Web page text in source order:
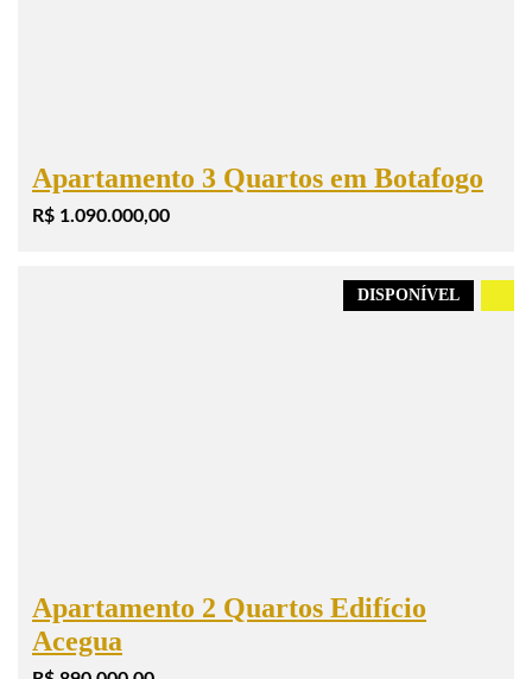
Apartamento 3 Quartos em Botafogo
R$ 1.090.000,00
DISPONÍVEL
Apartamento 2 Quartos Edifício
Acegua